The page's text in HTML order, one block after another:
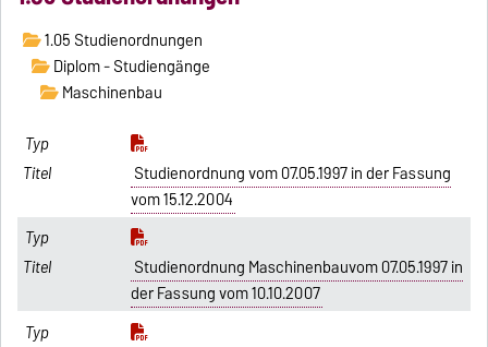
1.05 Studienordnungen
Diplom - Studiengänge
Maschinenbau
Studienordnung vom 07.05.1997 in der Fassung
vom 15.12.2004
Studienordnung Maschinenbauvom 07.05.1997 in
der Fassung vom 10.10.2007